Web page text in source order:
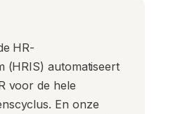
HR-
(HRIS) automatiseert
voor de hele
En onze